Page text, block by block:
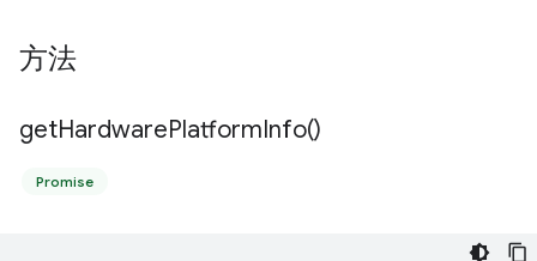
方法
getHardwarePlatformInfo()
Promise